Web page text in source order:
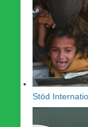
Stöd